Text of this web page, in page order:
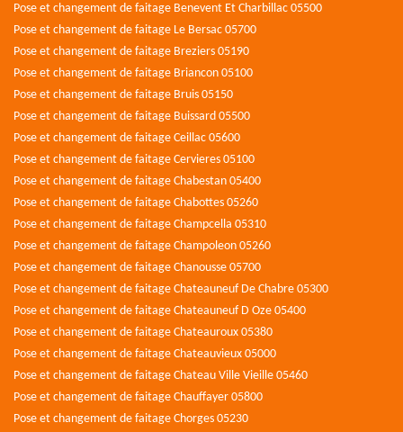
Pose et changement de faitage Benevent Et Charbillac 05500
Pose et changement de faitage Le Bersac 05700
Pose et changement de faitage Breziers 05190
Pose et changement de faitage Briancon 05100
Pose et changement de faitage Bruis 05150
Pose et changement de faitage Buissard 05500
Pose et changement de faitage Ceillac 05600
Pose et changement de faitage Cervieres 05100
Pose et changement de faitage Chabestan 05400
Pose et changement de faitage Chabottes 05260
Pose et changement de faitage Champcella 05310
Pose et changement de faitage Champoleon 05260
Pose et changement de faitage Chanousse 05700
Pose et changement de faitage Chateauneuf De Chabre 05300
Pose et changement de faitage Chateauneuf D Oze 05400
Pose et changement de faitage Chateauroux 05380
Pose et changement de faitage Chateauvieux 05000
Pose et changement de faitage Chateau Ville Vieille 05460
Pose et changement de faitage Chauffayer 05800
Pose et changement de faitage Chorges 05230